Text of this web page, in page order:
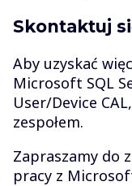
Skontaktuj
Aby uzyskać
Microsoft SQL
User/Device
zespołem.
Zapraszamy do
pracy z